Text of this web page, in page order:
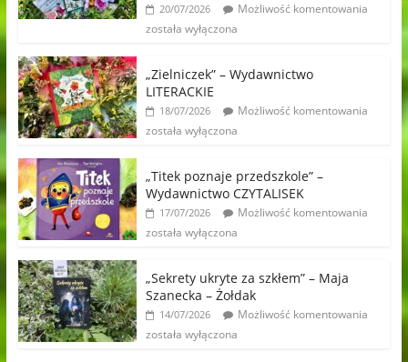
20/07/2026
Możliwość komentowania
została wyłączona
„Zielniczek” – Wydawnictwo
LITERACKIE
18/07/2026
Możliwość komentowania
została wyłączona
„Titek poznaje przedszkole” –
Wydawnictwo CZYTALISEK
17/07/2026
Możliwość komentowania
została wyłączona
„Sekrety ukryte za szkłem” – Maja
Szanecka – Żołdak
14/07/2026
Możliwość komentowania
została wyłączona